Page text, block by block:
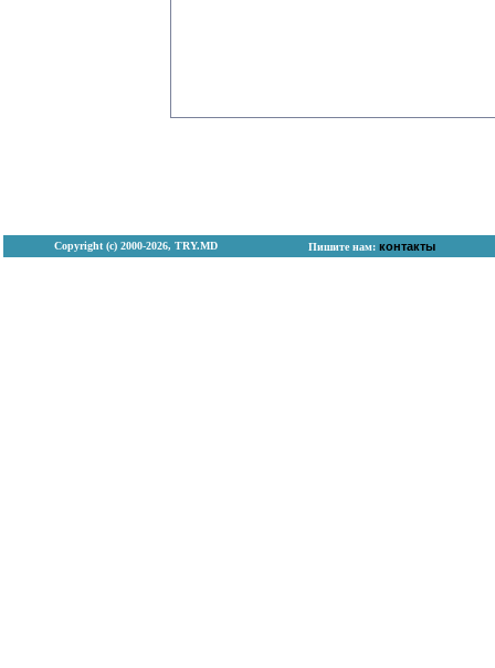
Copyright (с) 2000-2026, TRY.MD Пишите нам: контакты